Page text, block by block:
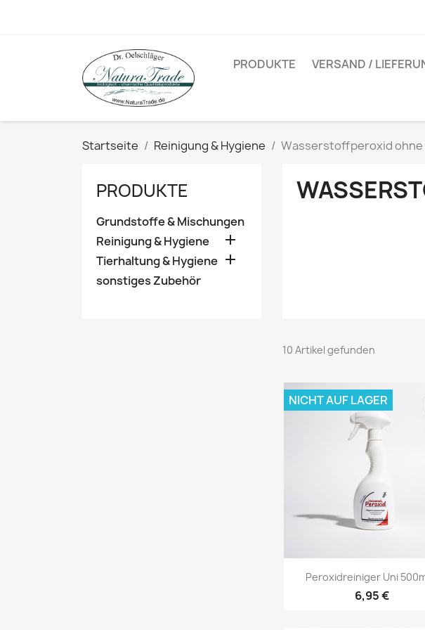
PRODUKTE VERSAND /
Startseite Reinigung & Hygiene Wasserstoffperoxid ohne
PRODUKTE
Grundstoffe & Mischungen
Reinigung & Hygiene

Tierhaltung & Hygiene 
sonstiges Zubehör
10 Artikel gefunden
Vorschau
Peroxidreiniger Uni
6,95 €
NICHT AUF LAGER